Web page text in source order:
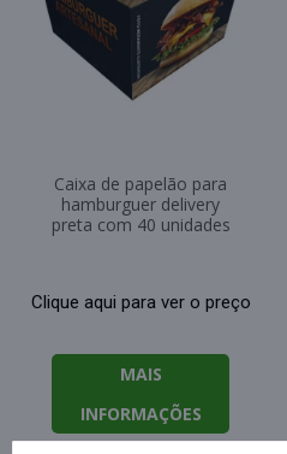
Caixa de papelão para
hamburguer delivery
preta com 40 unidades
Clique aqui para ver o preço
MAIS
INFORMAÇÕES